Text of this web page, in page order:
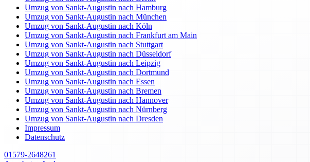
Umzug von Sankt-Augustin nach Hamburg
Umzug von Sankt-Augustin nach München
Umzug von Sankt-Augustin nach Köln
Umzug von Sankt-Augustin nach Frankfurt am Main
Umzug von Sankt-Augustin nach Stuttgart
Umzug von Sankt-Augustin nach Düsseldorf
Umzug von Sankt-Augustin nach Leipzig
Umzug von Sankt-Augustin nach Dortmund
Umzug von Sankt-Augustin nach Essen
Umzug von Sankt-Augustin nach Bremen
Umzug von Sankt-Augustin nach Hannover
Umzug von Sankt-Augustin nach Nürnberg
Umzug von Sankt-Augustin nach Dresden
Impressum
Datenschutz
01579-2648261